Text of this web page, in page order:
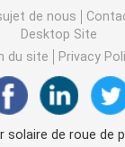
à aubes
à poissons
à énergie
de nous
Desktop Site
du site
Privacy
solaire de roue de